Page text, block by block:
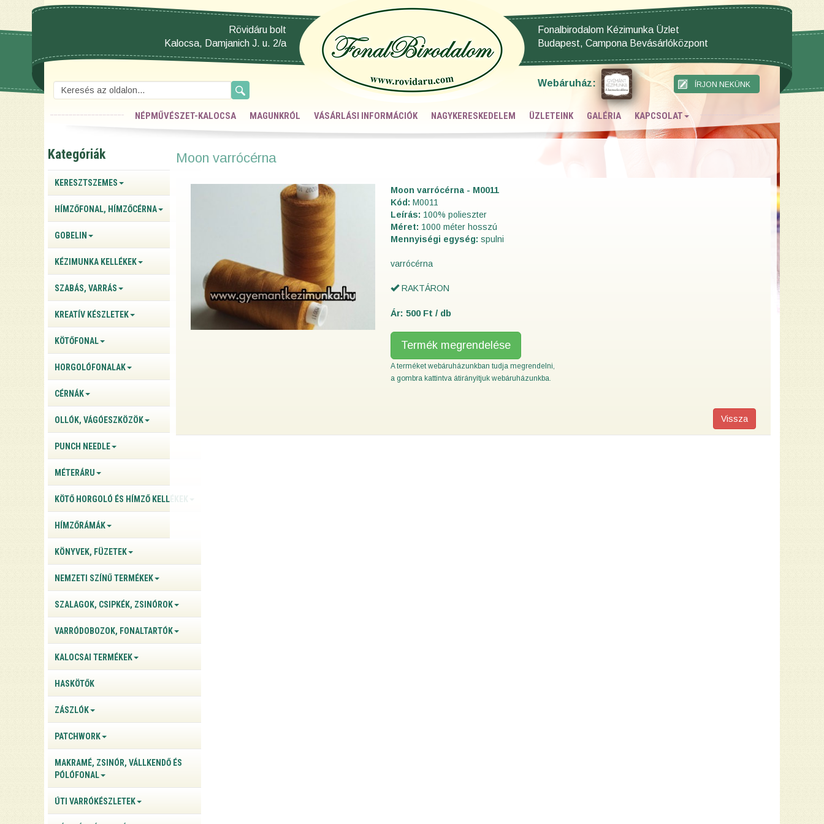
Rövidáru bolt
Kalocsa, Damjanich J. u. 2/a
Fonalbirodalom Kézimunka Üzlet
Budapest, Campona Bevásárlóközpont
Webáruház:
NÉPMŰVÉSZET-KALOCSA MAGUNKRÓL VÁSÁRLÁSI INFORMÁCIÓK NAGYKERESKEDELEM ÜZLETEINK GALÉRIA KAPCSOLAT
Kategóriák
KERESZTSZEMES
HÍMZŐFONAL, HÍMZŐCÉRNA
GOBELIN
KÉZIMUNKA KELLÉKEK
SZABÁS, VARRÁS
KREATÍV KÉSZLETEK
KÖTŐFONAL
HORGOLÓFONALAK
CÉRNÁK
OLLÓK, VÁGÓESZKÖZÖK
PUNCH NEEDLE
MÉTERÁRU
KÖTŐ HORGOLÓ ÉS HÍMZŐ KELLÉKEK
HÍMZŐRÁMÁK
KÖNYVEK, FÜZETEK
NEMZETI SZÍNŰ TERMÉKEK
SZALAGOK, CSIPKÉK, ZSINÓROK
VARRÓDOBOZOK, FONALTARTÓK
KALOCSAI TERMÉKEK
HASKÖTŐK
ZÁSZLÓK
PATCHWORK
MAKRAMÉ, ZSINÓR, VÁLLKENDŐ ÉS
PÓLÓFONAL
ÚTI VARRÓKÉSZLETEK
Moon varrócérna
Moon varrócérna - M0011
Kód: M0011
Leírás: 100% polieszter
Méret: 1000 méter hosszú
Mennyiségi egység: spulni
varrócérna
RAKTÁRON
Ár: 500 Ft / db
Termék megrendelése
A terméket webáruházunkban tudja megrendelni,
a gombra kattintva átirányítjuk webáruházunkba.
Vissza